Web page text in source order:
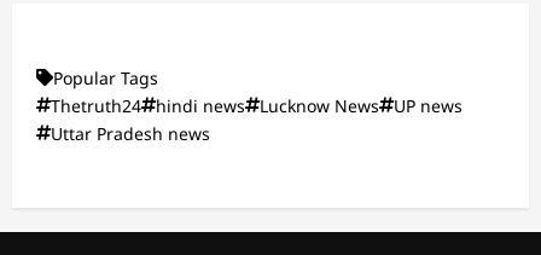
Popular Tags
Thetruth24
hindi news Lucknow News
UP news
Uttar Pradesh news